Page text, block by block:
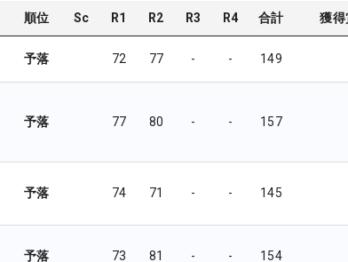
順位 Sc R1 R2 R3 R4 合計 獲得
予落 72 77 - - 149
予落 77 80 - - 157
予落 74 71 - - 145
予落 73 81 - - 154